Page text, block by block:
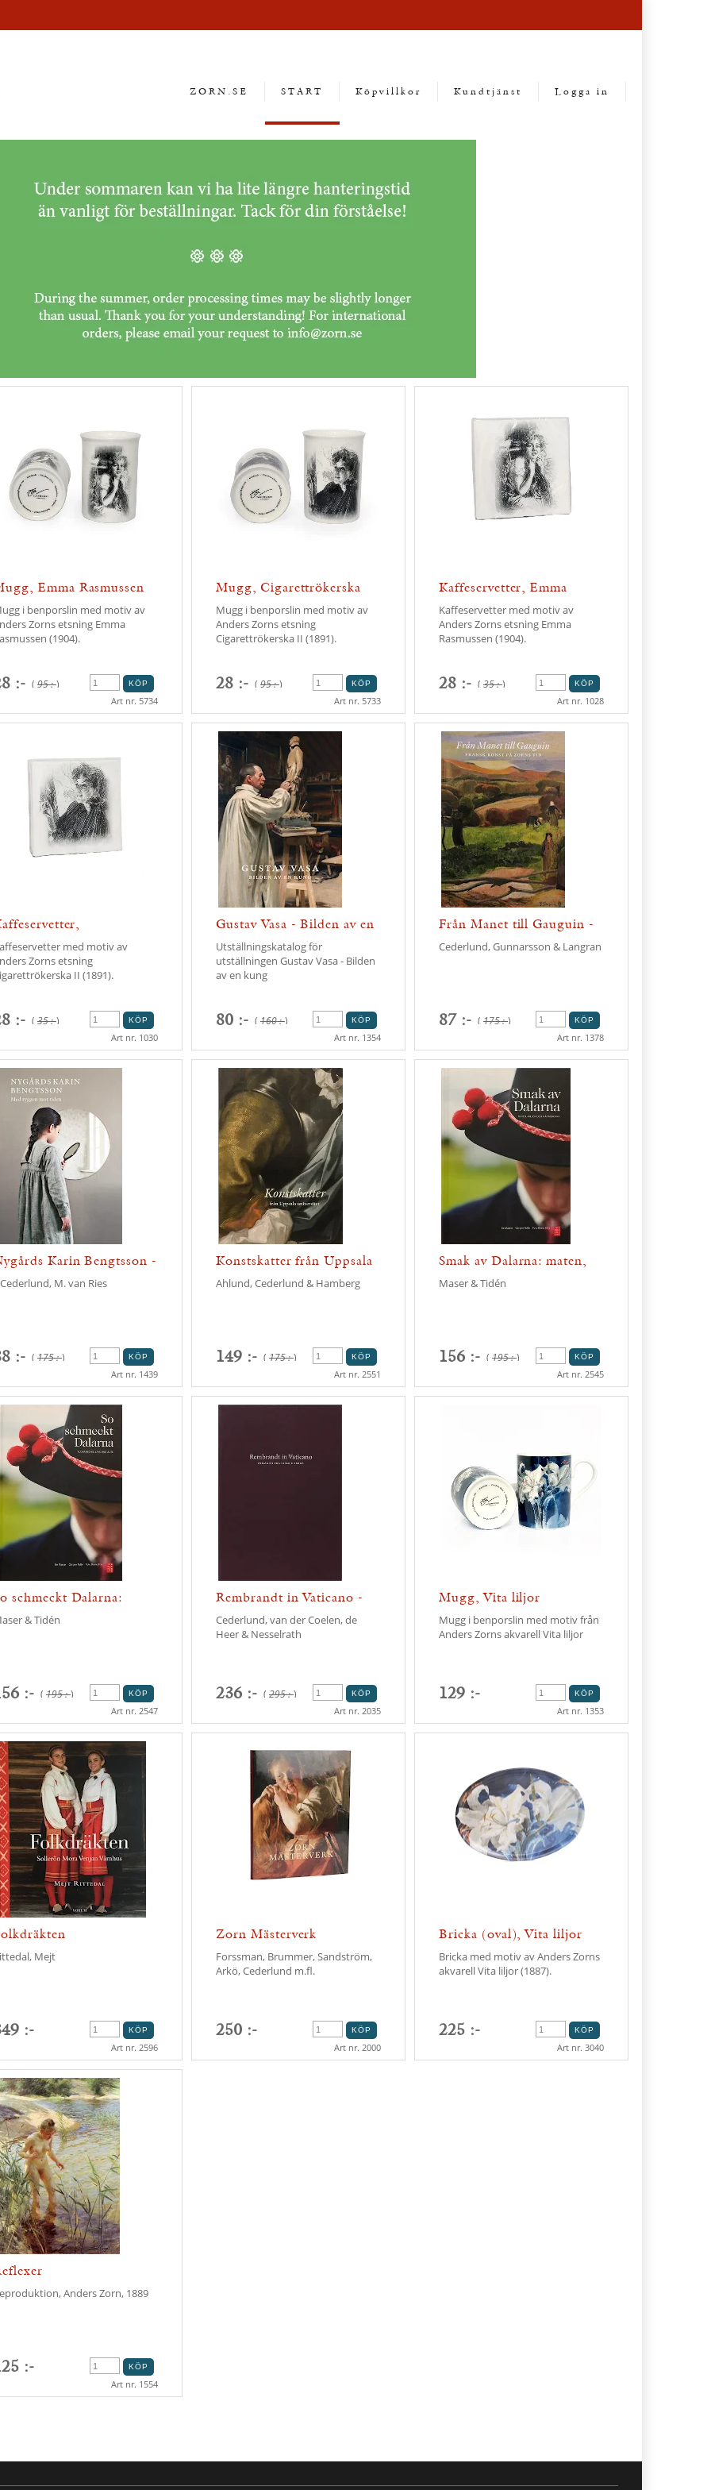
ZORN.SE START Köpvillkor Kundtjänst Logga in
Emma Rasmussen
i benporslin med motiv av
Zorns etsning Emma
(1904).
( 95 :-)
:-
Art nr. 5734
Mugg, Cigarettrökerska
Mugg i benporslin med motiv av
Anders Zorns etsning
Cigarettrökerska II (1891).
( 95 :-)
28 :-
Art nr. 5733
Kaffeservetter, Emma
Rasmussen
Kaffeservetter med motiv av
Anders Zorns etsning Emma
Rasmussen (1904).
( 35 :-)
28 :-
Art nr. 1028
med motiv av
Zorns etsning
II (1891).
( 35 :-)
:-
Art nr. 1030
Gustav Vasa - Bilden av en
kung
Utställningskatalog för
utställningen Gustav Vasa - Bilden
av en kung
( 160 :-)
80 :-
Art nr. 1354
Från Manet till Gauguin -
Fran...
Cederlund, Gunnarsson & Langran
( 175 :-)
87 :-
Art nr. 1378
Karin Bengtsson -
...
Cederlund, M. van Ries
( 175 :-)
:-
Art nr. 1439
Konstskatter från Uppsala
univ...
Ahlund, Cederlund & Hamberg
( 175 :-)
149 :-
Art nr. 2551
Smak av Dalarna: maten,
miljön...
Maser & Tidén
( 195 :-)
156 :-
Art nr. 2545
schmeckt Dalarna:
& Tidén
( 195 :-)
:-
Art nr. 2547
Rembrandt in Vaticano -
immagi...
Cederlund, van der Coelen, de
Heer & Nesselrath
( 295 :-)
236 :-
Art nr. 2035
Mugg, Vita liljor
Mugg i benporslin med motiv från
Anders Zorns akvarell Vita liljor
129 :-
Art nr. 1353
Mejt
:-
Art nr. 2596
Zorn Mästerverk
Forssman, Brummer, Sandström,
Arkö, Cederlund m.fl.
250 :-
Art nr. 2000
Bricka (oval), Vita liljor
Bricka med motiv av Anders Zorns
akvarell Vita liljor (1887).
225 :-
Art nr. 3040
Anders Zorn, 1889
:-
Art nr. 1554